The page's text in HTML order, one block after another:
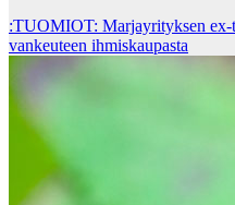
:TUOMIOT: Marjayrityksen
vankeuteen ihmiskaupasta